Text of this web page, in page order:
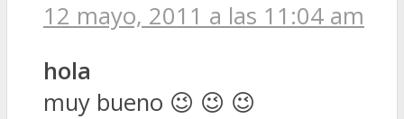
12 mayo, 2011 a las 11:04 am
hola
muy bueno 😉 😉 😉